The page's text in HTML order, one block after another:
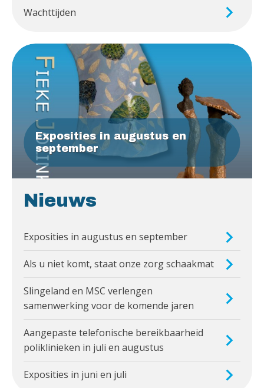
Wachttijden
Exposities in augustus en
september
Nieuws
Exposities in augustus en september
Als u niet komt, staat onze zorg schaakmat
Slingeland en MSC verlengen
samenwerking voor de komende jaren
Aangepaste telefonische bereikbaarheid
poliklinieken in juli en augustus
Exposities in juni en juli